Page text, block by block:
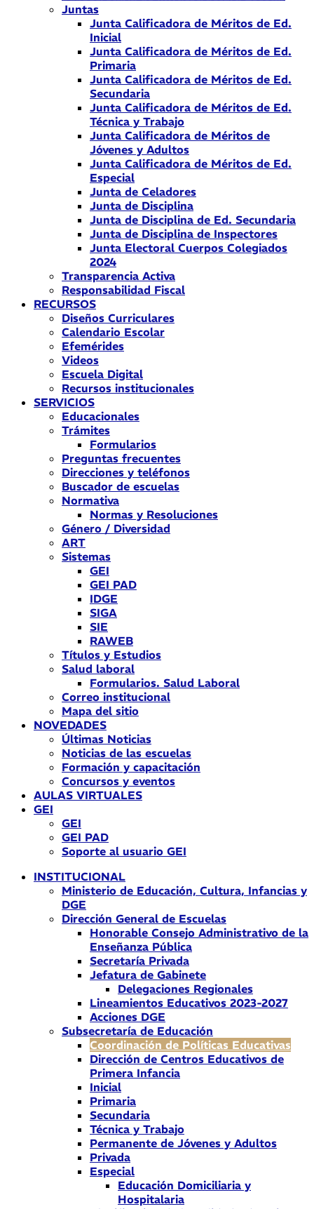
Juntas
Junta Calificadora de Méritos de Ed.
Inicial
Junta Calificadora de Méritos de Ed.
Primaria
Junta Calificadora de Méritos de Ed.
Secundaria
Junta Calificadora de Méritos de Ed.
Técnica y Trabajo
Junta Calificadora de Méritos de
Jóvenes y Adultos
Junta Calificadora de Méritos de Ed.
Especial
Junta de Celadores
Junta de Disciplina
Junta de Disciplina de Ed. Secundaria
Junta de Disciplina de Inspectores
Junta Electoral Cuerpos Colegiados
2024
Transparencia Activa
Responsabilidad Fiscal
RECURSOS
Diseños Curriculares
Calendario Escolar
Efemérides
Videos
Escuela Digital
Recursos institucionales
SERVICIOS
Educacionales
Trámites
Formularios
Preguntas frecuentes
Direcciones y teléfonos
Buscador de escuelas
Normativa
Normas y Resoluciones
Género / Diversidad
ART
Sistemas
GEI
GEI PAD
IDGE
SIGA
SIE
RAWEB
Títulos y Estudios
Salud laboral
Formularios. Salud Laboral
Correo institucional
Mapa del sitio
NOVEDADES
Últimas Noticias
Noticias de las escuelas
Formación y capacitación
Concursos y eventos
AULAS VIRTUALES
GEI
GEI
GEI PAD
Soporte al usuario GEI
INSTITUCIONAL
Ministerio de Educación, Cultura, Infancias y
DGE
Dirección General de Escuelas
Honorable Consejo Administrativo de la
Enseñanza Pública
Secretaría Privada
Jefatura de Gabinete
Delegaciones Regionales
Lineamientos Educativos 2023-2027
Acciones DGE
Subsecretaría de Educación
Coordinación de Políticas Educativas
Dirección de Centros Educativos de
Primera Infancia
Inicial
Primaria
Secundaria
Técnica y Trabajo
Permanente de Jóvenes y Adultos
Privada
Especial
Educación Domiciliaria y
Hospitalaria